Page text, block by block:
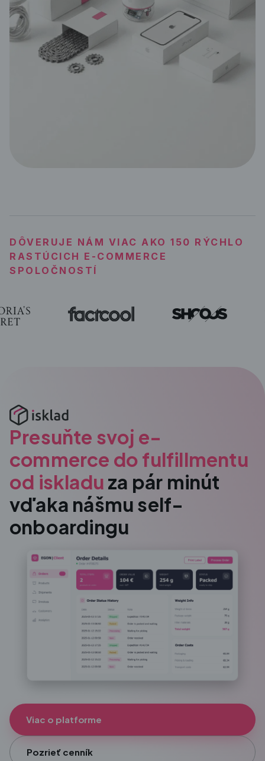
DÔVERUJE NÁM VIAC AKO 150 RÝCHLO
RASTÚCICH E-COMMERCE
SPOLOČNOSTÍ
Presuňte svoj e-
commerce do fulfillmentu
od iskladu za pár minút
vďaka nášmu self-
onboardingu
Viac o platforme
Pozrieť cenník